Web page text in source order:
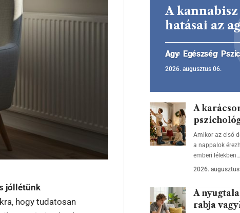
jóllétünk
hogy tudatosan
A
hatásai az
Agy Egészség
2026. augusztus 06.
A
Amikor az első
a nappalok
emberi lélekben…
2026.
A
rabja